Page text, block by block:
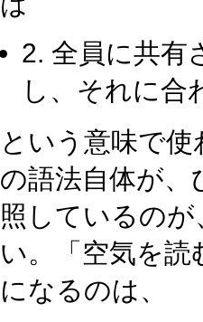
2. 全員に共有
し、それに合
という意味で
の語法自体が、
照しているの
い。「空気を
になるのは、